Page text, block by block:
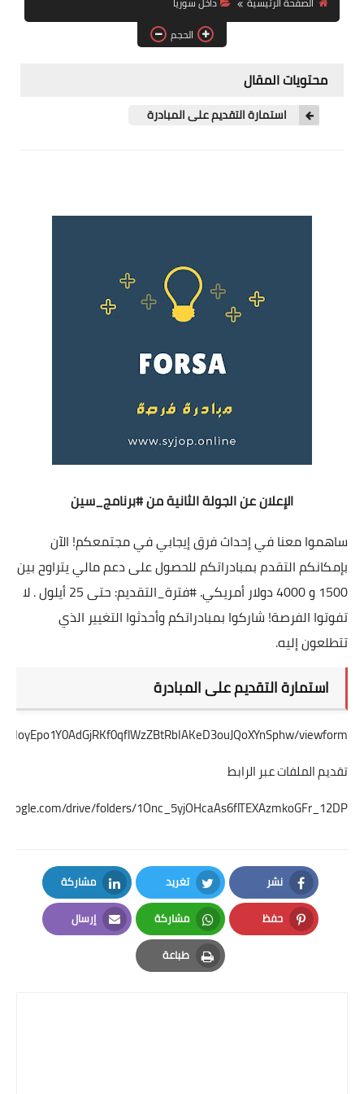
فرص عمل في العراق
فرص عمل في اليمن
دورات تدريبية
الحجم
محتويات المقال
استمارة التقديم على المبادرة
الإعلان عن الجولة الثانية من#برنامج_سين
ساهموا معنا في إحداث فرق إيجابي في مجتمعكم! الآن
بإمكانكم التقدم بمبادراتكم للحصول على دعم مالي يتراوح بين
1500 و 4000 دولار أمريكي.
#فترة_التقديم
: حتى 25 أيلول . لا
تفوتوا الفرصة! شاركوا بمبادراتكم وأحدثوا التغيير الذي
تتطلعون إليه.
استمارة التقديم على المبادرة
viewform
تقديم الملفات عبر الرابط
drive/folders/1Onc_5yjOHcaAs6flTEXAzmkoGFr_12DP
نشر
Facebook
تغريد
Twitter
مشاركة
LinkedIn
حفظ
Pinterest
مشاركة
Whatsapp
إرسال
Email
طباعة
Print